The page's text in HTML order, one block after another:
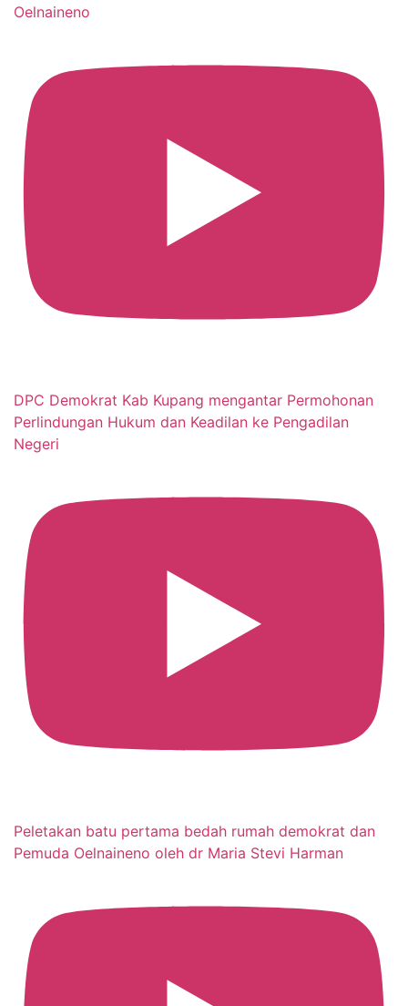
Oelnaineno
DPC Demokrat Kab Kupang mengantar Permohonan
Perlindungan Hukum dan Keadilan ke Pengadilan
Negeri
Peletakan batu pertama bedah rumah demokrat dan
Pemuda Oelnaineno oleh dr Maria Stevi Harman